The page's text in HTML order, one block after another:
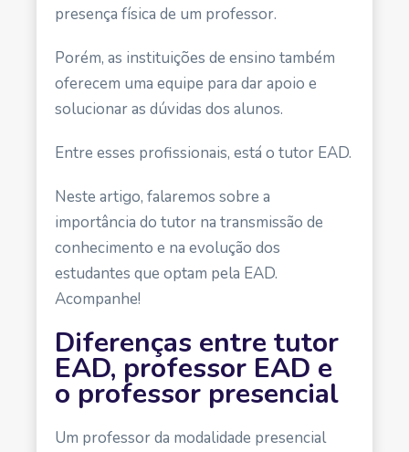
presença física de um professor.
Porém, as instituições de ensino também
oferecem uma equipe para dar apoio e
solucionar as dúvidas dos alunos.
Entre esses profissionais, está o tutor EAD.
Neste artigo, falaremos sobre a
importância do tutor na transmissão de
conhecimento e na evolução dos
estudantes que optam pela EAD.
Acompanhe!
Diferenças entre tutor
EAD, professor EAD e
o professor presencial
Um professor da modalidade presencial